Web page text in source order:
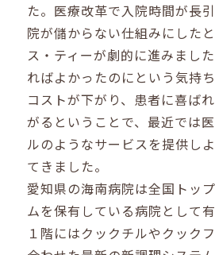
た。医療改革で入院時間が長
院が儲からない仕組みにした
ス・ティーが劇的に進みまし
ればよかったのにという気持ち
コストが下がり、患者に喜ば
がるということで、最近では
ルのようなサービスを提供し
てきました。
愛知県の海南病院は全国トッ
ムを保有している病院として有
１階にはクックチルやクック